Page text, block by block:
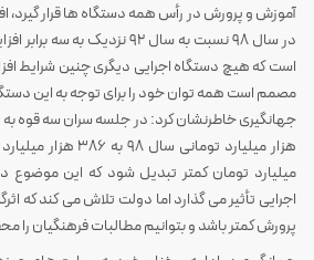
آموزش و پرورش در رأس همه دستگاه ها قرار گیرد،
در سال 98 نسبت به سال 92 نزدیک
است که هیچ دستگاه اجرایی دیگری چنین شرایط
مصمم است همه توان خود را برای توجه به این
میلیارد تومان کمتر تبدیل شود که این
اجرایی تأثیر می گذارد اما دولت تلاش می کند که
پرورش کمتر باشد و بتوانیم مطالبات فرهنگیان را